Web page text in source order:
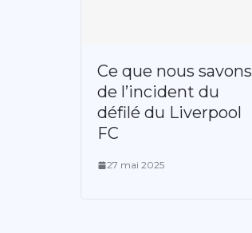
Ce que nous savons
de l’incident du
défilé du Liverpool
FC
27 mai 2025